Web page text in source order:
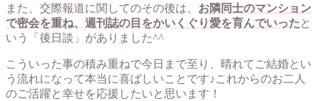
また、交際報道に関してのその後は、 お隣同士のマンション
で密会を重ね、週刊誌の目をかいくぐり愛を育んでいった と
いう「後日談」がありました^^
こういった事の積み重ねで今日まで至り、晴れてご結婚とい
う流れになって本当に喜ばしいことです♪これからのお二人
のご活躍と幸せを応援したいと思います！